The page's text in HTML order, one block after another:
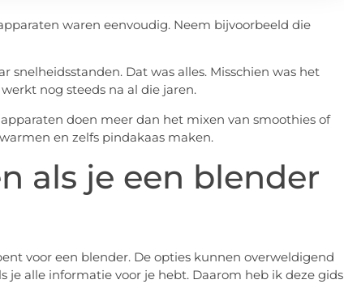
waren eenvoudig. Neem bijvoorbeeld die
Dat was alles. Misschien was het
nog steeds na al die jaren.
doen meer dan het mixen van smoothies of
en zelfs pindakaas maken.
als je een blender
voor een blender. De opties kunnen overweldigend
je alle informatie voor je hebt. Daarom heb ik deze gids